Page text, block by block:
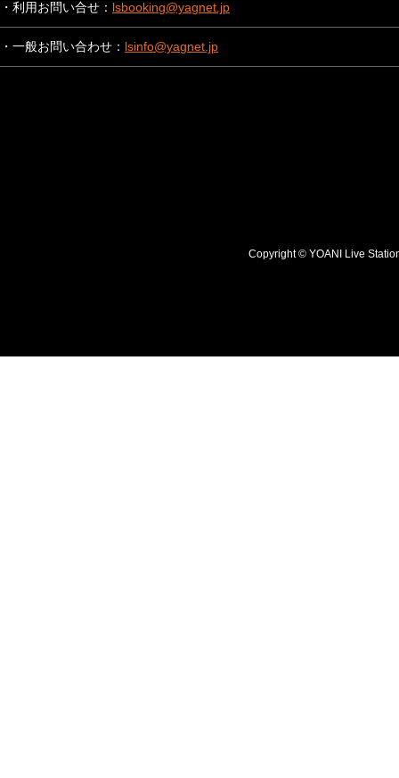
・利用お問い合せ： lsbooking@yagnet.jp
・一般お問い合わせ： lsinfo@yagnet.jp
Copyright © YOANI Live